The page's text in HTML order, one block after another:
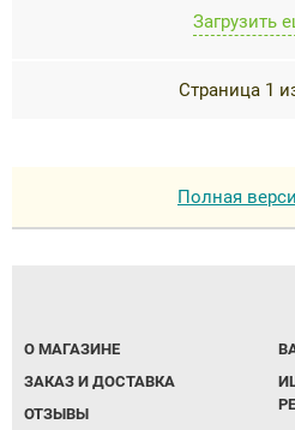
Загрузить
Страница 1
Полная
О МАГАЗИНЕ
ЗАКАЗ И ДОСТАВКА
ОТЗЫВЫ